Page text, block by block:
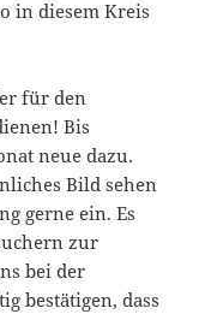
in diesem Kreis
für den
Bis
neue dazu.
Bild sehen
gerne ein. Es
zur
bei der
bestätigen, dass